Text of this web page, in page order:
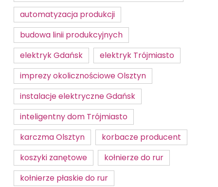
automatyzacja produkcji
budowa linii produkcyjnych
elektryk Gdańsk
elektryk Trójmiasto
imprezy okolicznościowe Olsztyn
instalacje elektryczne Gdańsk
inteligentny dom Trójmiasto
karczma Olsztyn
korbacze producent
koszyki zanętowe
kołnierze do rur
kołnierze płaskie do rur